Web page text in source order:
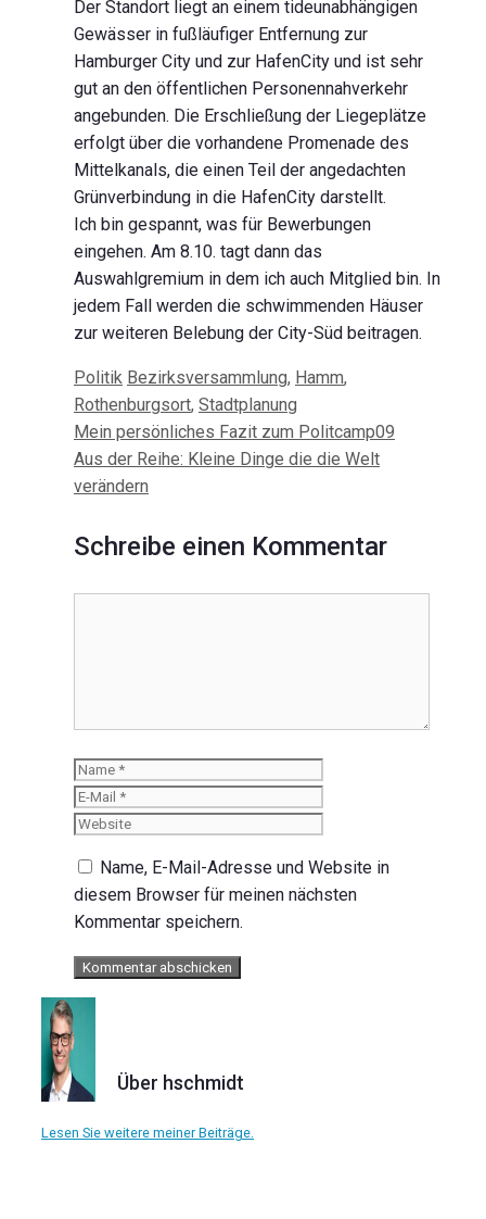
Der Standort liegt an einem tideunabhängigen
Gewässer in fußläufiger Entfernung zur
Hamburger City und zur HafenCity und ist sehr
gut an den öffentlichen Personennahverkehr
angebunden. Die Erschließung der Liegeplätze
erfolgt über die vorhandene Promenade des
Mittelkanals, die einen Teil der angedachten
Grünverbindung in die HafenCity darstellt.
Ich bin gespannt, was für Bewerbungen
eingehen. Am 8.10. tagt dann das
Auswahlgremium in dem ich auch Mitglied bin. In
jedem Fall werden die schwimmenden Häuser
zur weiteren Belebung der City-Süd beitragen.
Kategorien
Politik Schlagwörter
Bezirksversammlung, Hamm,
Rothenburgsort, Stadtplanung
Beitrags-
Navigation
Mein persönliches Fazit zum Politcamp09
Aus der Reihe: Kleine Dinge die die Welt
verändern
Schreibe einen Kommentar
Name
Name, E-Mail-Adresse und Website in
diesem Browser für meinen nächsten
Kommentar speichern.
Über hschmidt
Lesen Sie weitere meiner Beiträge.